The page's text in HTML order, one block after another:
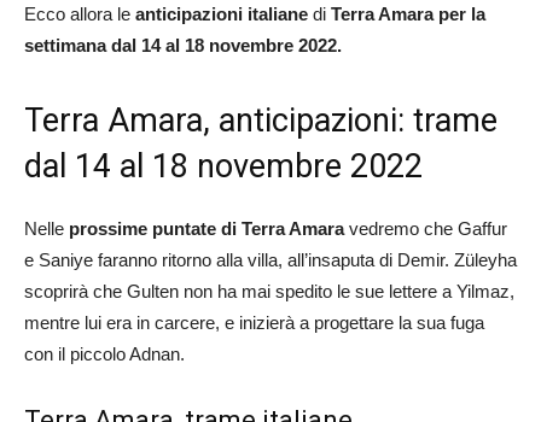
Ecco allora le anticipazioni italiane di Terra Amara per la
settimana dal 14 al 18 novembre 2022.
Terra Amara, anticipazioni: trame
dal 14 al 18 novembre 2022
Nelle prossime puntate di Terra Amaravedremo che Gaffur
e Saniye faranno ritorno alla villa, all’insaputa di Demir. Züleyha
scoprirà che Gulten non ha mai spedito le sue lettere a Yilmaz,
mentre lui era in carcere, e inizierà a progettare la sua fuga
con il piccolo Adnan.